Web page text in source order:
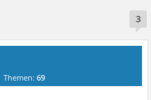
3
Themen:69